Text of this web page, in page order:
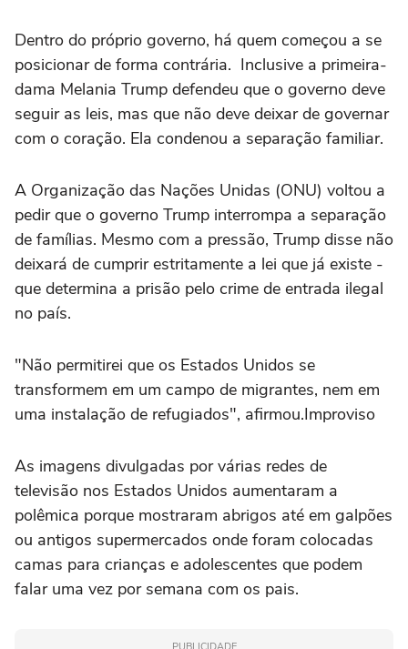
Dentro do próprio governo, há quem começou a se
posicionar de forma contrária. Inclusive a primeira-
dama Melania Trump defendeu que o governo deve
seguir as leis, mas que não deve deixar de governar
com o coração. Ela condenou a separação familiar.
A Organização das Nações Unidas (ONU) voltou a
pedir que o governo Trump interrompa a separação
de famílias. Mesmo com a pressão, Trump disse não
deixará de cumprir estritamente a lei que já existe -
que determina a prisão pelo crime de entrada ilegal
no país.
"Não permitirei que os Estados Unidos se
transformem em um campo de migrantes, nem em
uma instalação de refugiados", afirmou.Improviso
As imagens divulgadas por várias redes de
televisão nos Estados Unidos aumentaram a
polêmica porque mostraram abrigos até em galpões
ou antigos supermercados onde foram colocadas
camas para crianças e adolescentes que podem
falar uma vez por semana com os pais.